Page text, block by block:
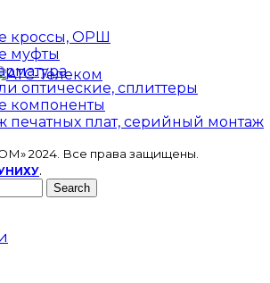
кроссы, ОРШ
муфты
оптические, сплиттеры
компоненты
печатных плат, серийный монтаж
2024. Все права защищены.
.
Search